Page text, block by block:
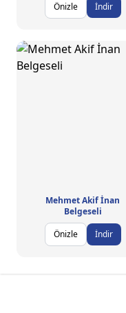
Önizle
İndir
Mehmet Akif İnan
Belgeseli
Önizle
İndir